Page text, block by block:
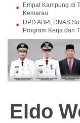
Empat Kampung di
Kemarau
DPD ABPEDNAS
Program Kerja dan
Eldo